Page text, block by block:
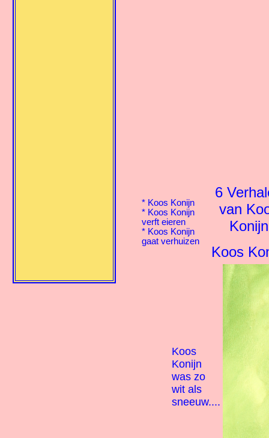
* Koos Konijn
* Koos Konijn
verft eieren
* Koos Konijn
gaat verhuizen
6
van
Konijn
Koos
Koos
Konijn
was zo
wit als
sneeuw....